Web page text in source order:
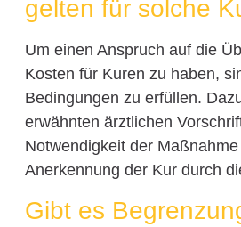
gelten für solche
Um einen Anspruch auf die
Kosten für Kuren zu haben,
Bedingungen zu erfüllen.
erwähnten ärztlichen
Notwendigkeit der
Anerkennung der Kur durch
Gibt es